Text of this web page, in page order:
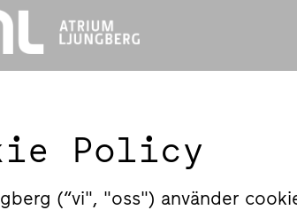
Policy
(“vi", "oss") använder